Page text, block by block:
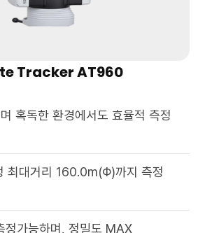
Tracker AT960
혹독한 환경에서도 효율적 측정
최대거리 160.0m(Φ)까지 측정
가능하며, 정밀도 MAX